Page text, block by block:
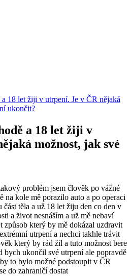
a 18 let žiji v utrpení. Je v ČR nějaká
ukončit?
a 18 let žiji v
možnost, jak své
problém jsem člověk po vážné
na kole mě porazilo auto a po operaci
těla a už 18 let žiju den co den v
a život nesnáším a už mě nebaví
způsob který by mě dokázal uzdravit
utrpení a nechci takhle trávit
který by rád žil a tuto možnost bere
bych ukončil své utrpení ale popravdě
to bylo možné podstoupit v ČR
do zahraničí dostat